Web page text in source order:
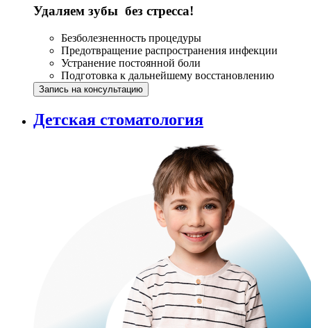
Удаляем зубы без стресса!
Безболезненность процедуры
Предотвращение распространения инфекции
Устранение постоянной боли
Подготовка к дальнейшему восстановлению
Запись на консультацию
Детская стоматология